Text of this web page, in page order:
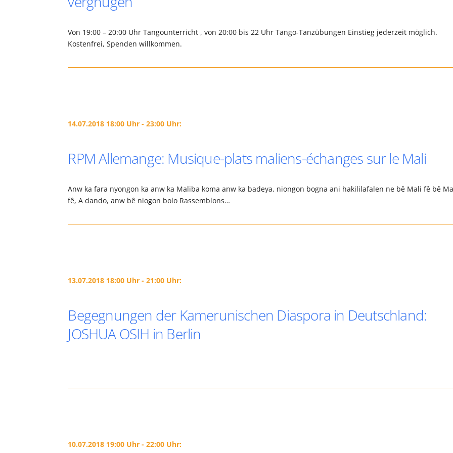
Von 19:00 – 20:00 Uhr Tangounterricht , von 20:00 bis 22 Uhr Tango-Tanzübungen Einstieg jederzeit möglich.
Kostenfrei, Spenden willkommen.
14.07.2018 18:00 Uhr - 23:00 Uhr:
RPM Allemange: Musique-plats maliens-échanges sur le Mali
Anw ka fara nyongon ka anw ka Maliba koma anw ka badeya, niongon bogna ani hakililafalen ne bê Mali fê bê
fê, A dando, anw bê niogon bolo Rassemblons…
13.07.2018 18:00 Uhr - 21:00 Uhr:
Begegnungen der Kamerunischen Diaspora in Deutschland:
JOSHUA OSIH in Berlin
10.07.2018 19:00 Uhr - 22:00 Uhr: